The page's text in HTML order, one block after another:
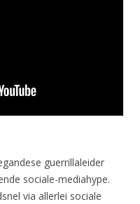
guerrillaleider
sociale-mediahype.
via allerlei sociale